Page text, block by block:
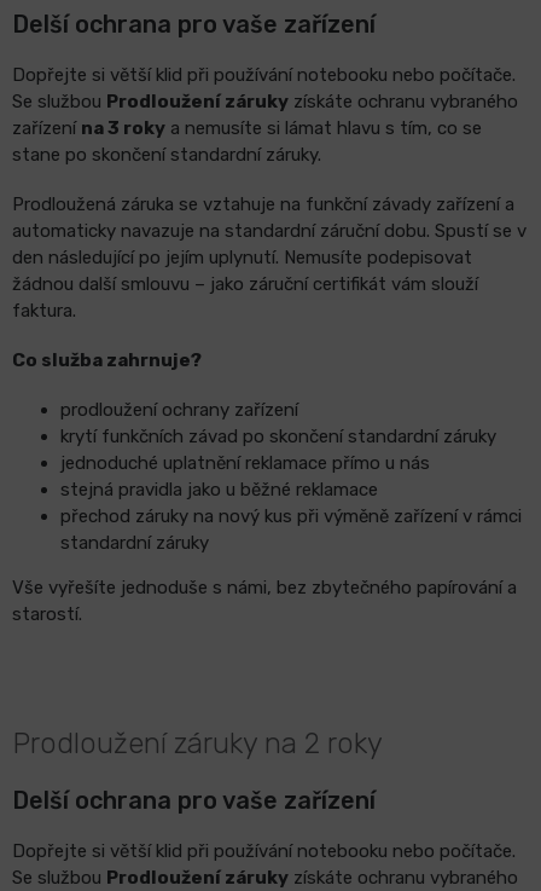
Delší ochrana pro vaše zařízení
Dopřejte si větší klid při používání notebooku nebo počítače.
Se službou Prodloužení záruky získáte ochranu vybraného
zařízení na 3 roky a nemusíte si lámat hlavu s tím, co se
stane po skončení standardní záruky.
Prodloužená záruka se vztahuje na funkční závady zařízení a
automaticky navazuje na standardní záruční dobu. Spustí se v
den následující po jejím uplynutí. Nemusíte podepisovat
žádnou další smlouvu – jako záruční certifikát vám slouží
faktura.
Co služba zahrnuje?
prodloužení ochrany zařízení
krytí funkčních závad po skončení standardní záruky
jednoduché uplatnění reklamace přímo u nás
stejná pravidla jako u běžné reklamace
přechod záruky na nový kus při výměně zařízení v rámci
standardní záruky
Vše vyřešíte jednoduše s námi, bez zbytečného papírování a
starostí.
Prodloužení záruky na 2 roky
Delší ochrana pro vaše zařízení
Dopřejte si větší klid při používání notebooku nebo počítače.
Se službou Prodloužení záruky získáte ochranu vybraného